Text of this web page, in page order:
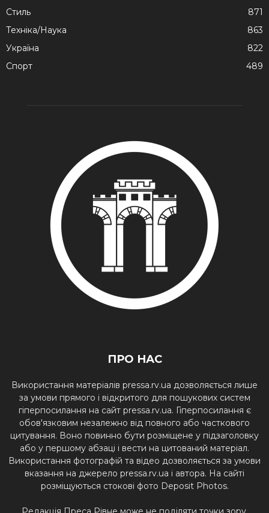
Стиль
871
Техніка/Наука
863
Україна
822
Спорт
489
ПРО НАС
Використання матеріалів pressa.rv.ua дозволяється лише
за умови прямого і відкритого для пошукових систем
гіперпосилання на сайт pressa.rv.ua. Гіперпосилання є
обов'язковим незалежно від повного або часткового
цитування. Воно повинно бути розміщене у підзаголовку
або у першому абзаці і вести на цитований матеріал.
Використання фотографій та відео дозволяється за умови
вказання на джерело pressa.rv.ua і автора. На сайті
розміщуються стокові фото Deposit Photos.